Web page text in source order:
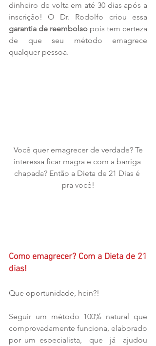
dinheiro de volta em até 30 dias após a
garantia de reembolso pois tem certeza
de que seu método emagrece
qualquer pessoa.
interessa ficar magra e com a barriga
chapada? Então a Dieta de 21 Dias é
pra você!
Como emagrecer? Com a Dieta de 21
dias!
Que oportunidade, hein?!
Seguir um método 100% natural que
comprovadamente funciona, elaborado
por um especialista,  que  já  ajudou